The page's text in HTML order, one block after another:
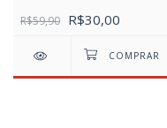
Mickey
R$59,90 R$30,00